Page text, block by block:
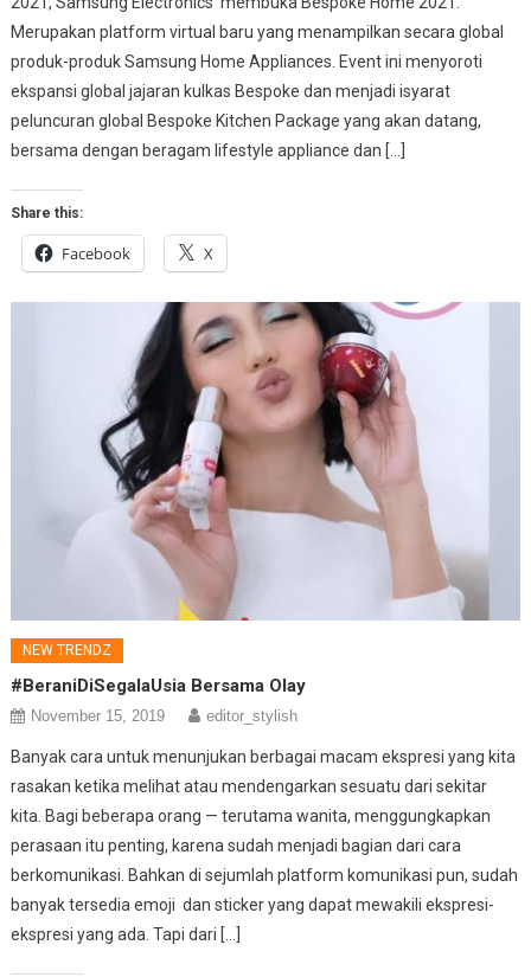
Merupakan platform virtual baru yang menampilkan secara global
produk-produk Samsung Home Appliances. Event ini menyoroti
ekspansi global jajaran kulkas Bespoke dan menjadi isyarat
peluncuran global Bespoke Kitchen Package yang akan datang,
bersama dengan beragam lifestyle appliance dan […]
Share this:
Facebook X
NEW TRENDZ
#BeraniDiSegalaUsia Bersama Olay
November 15, 2019 editor_stylish
Banyak cara untuk menunjukan berbagai macam ekspresi yang kita
rasakan ketika melihat atau mendengarkan sesuatu dari sekitar
kita. Bagi beberapa orang — terutama wanita, menggungkapkan
perasaan itu penting, karena sudah menjadi bagian dari cara
berkomunikasi. Bahkan di sejumlah platform komunikasi pun, sudah
banyak tersedia emoji dan sticker yang dapat mewakili ekspresi-
ekspresi yang ada. Tapi dari […]